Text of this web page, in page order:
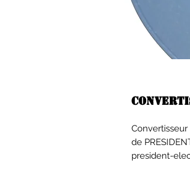
de
president-